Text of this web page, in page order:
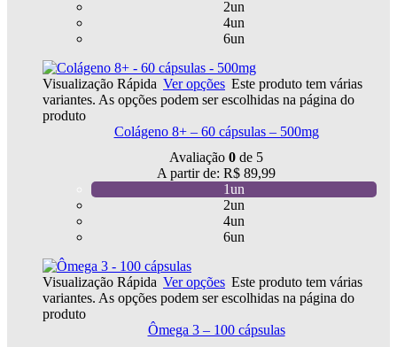
2un
4un
6un
Visualização Rápida Ver opções Este produto tem várias
variantes. As opções podem ser escolhidas na página do
produto
Colágeno 8+ – 60 cápsulas – 500mg
Avaliação 0 de 5
A partir de: R$ 89,99
1un
2un
4un
6un
Visualização Rápida Ver opções Este produto tem várias
variantes. As opções podem ser escolhidas na página do
produto
Ômega 3 – 100 cápsulas